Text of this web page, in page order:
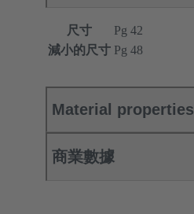
尺寸
Pg 42
減小的尺寸 Pg 48
Material properties
商業數據